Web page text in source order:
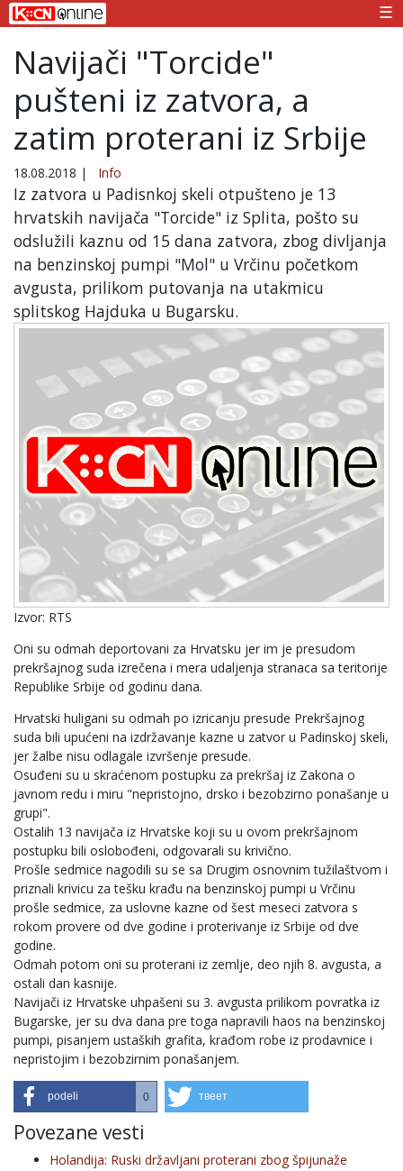
☰
Navijači "Torcide"
pušteni iz zatvora, a
zatim proterani iz Srbije
18.08.2018 | Info
Iz zatvora u Padisnkoj skeli otpušteno je 13
hrvatskih navijača "Torcide" iz Splita, pošto su
odslužili kaznu od 15 dana zatvora, zbog divljanja
na benzinskoj pumpi "Mol" u Vrčinu početkom
avgusta, prilikom putovanja na utakmicu
splitskog Hajduka u Bugarsku.
Izvor: RTS
Oni su odmah deportovani za Hrvatsku jer im je presudom
prekršajnog suda izrečena i mera udaljenja stranaca sa teritorije
Republike Srbije od godinu dana.
Hrvatski huligani su odmah po izricanju presude Prekršajnog
suda bili upućeni na izdržavanje kazne u zatvor u Padinskoj skeli,
jer žalbe nisu odlagale izvršenje presude.
Osuđeni su u skraćenom postupku za prekršaj iz Zakona o
javnom redu i miru "nepristojno, drsko i bezobzirno ponašanje u
grupi".
Ostalih 13 navijača iz Hrvatske koji su u ovom prekršajnom
postupku bili oslobođeni, odgovarali su krivično.
Prošle sedmice nagodili su se sa Drugim osnovnim tužilaštvom i
priznali krivicu za tešku krađu na benzinskoj pumpi u Vrčinu
prošle sedmice, za uslovne kazne od šest meseci zatvora s
rokom provere od dve godine i proterivanje iz Srbije od dve
godine.
Odmah potom oni su proterani iz zemlje, deo njih 8. avgusta, a
ostali dan kasnije.
Navijači iz Hrvatske uhpašeni su 3. avgusta prilikom povratka iz
Bugarske, jer su dva dana pre toga napravili haos na benzinskoj
pumpi, pisanjem ustaških grafita, krađom robe iz prodavnice i
nepristojim i bezobzirnim ponašanjem.
podeli 0 твеет
Povezane vesti
Holandija: Ruski državljani proterani zbog špijunaže